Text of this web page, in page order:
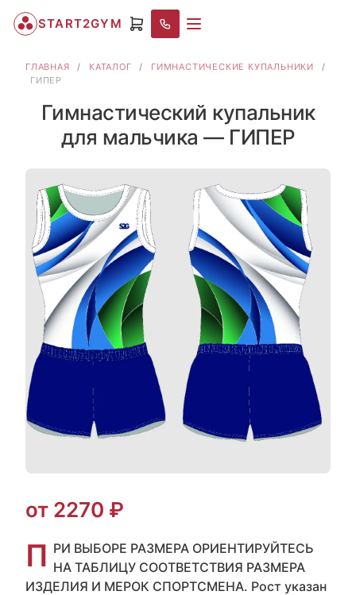
START2GYM
ГЛАВНАЯ / КАТАЛОГ / ГИМНАСТИЧЕСКИЕ КУПАЛЬНИКИ
/
ГИПЕР
Гимнастический купальник
для мальчика — ГИПЕР
от 2270 ₽
П РИ ВЫБОРЕ РАЗМЕРА ОРИЕНТИРУЙТЕСЬ
НА ТАБЛИЦУ СООТВЕТСТВИЯ РАЗМЕРА
ИЗДЕЛИЯ И МЕРОК СПОРТСМЕНА. Рост указан